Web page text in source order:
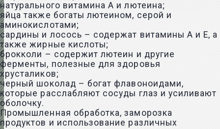
натурального витамина A и лютеина;
яйца также богаты лютеином, серой и
аминокислотами;
сардины и лосось – содержат витамины A и E, а
также жирные кислоты;
брокколи – содержит лютеин и другие
ферменты, полезные для здоровья
хрусталиков;
черный шоколад – богат флавоноидами,
которые расслабляют сосуды глаз и усиливают
оболочку.
Промышленная обработка, заморозка
продуктов и использование различных